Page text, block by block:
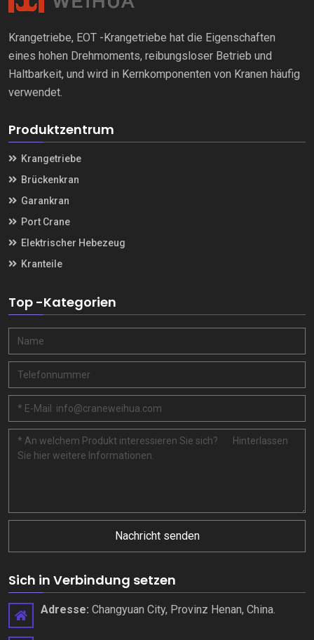
Krangetriebe, EOT -Krangetriebe hat die Eigenschaften
eines hohen Drehmoments, reibungsloser Betrieb und
Haltbarkeit, und wird in Kernkomponenten von Kranen häufig
verwendet.
Produktzentrum
Krangetriebe
Brückenkran
Garankran
Port Crane
Elektrischer Hebezeug
Kranteile
Top -Kategorien
Nachricht senden
Sich in Verbindung setzen
Adresse: Changyuan City, Provinz Henan, China.